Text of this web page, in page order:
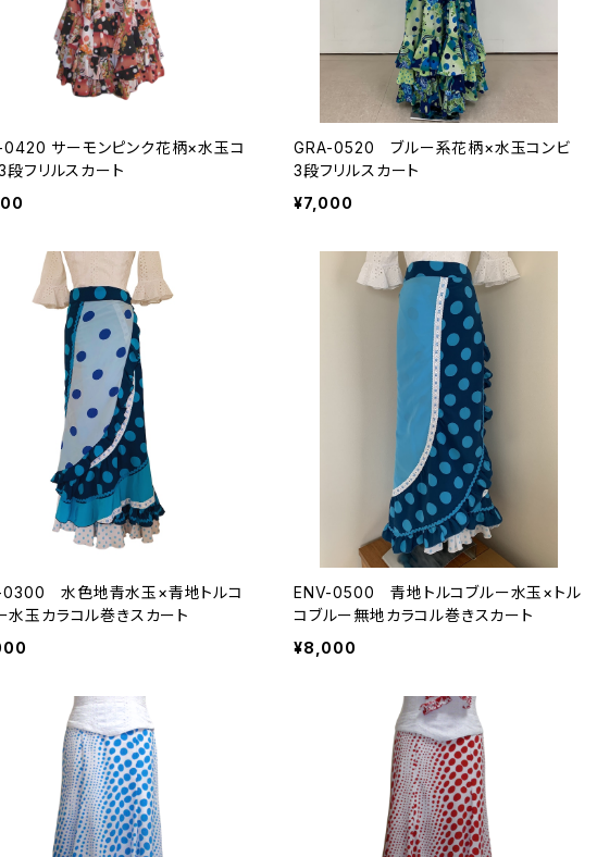
0420 サーモンピンク花柄×水玉コ
段フリルスカート
GRA-0520 ブルー系花柄×水玉コンビ
3段フリルスカート
¥7,000
0300 水色地青水玉×青地トルコ
水玉カラコル巻きスカート
ENV-0500 青地トルコブルー水玉×トル
コブルー無地カラコル巻きスカート
¥8,000